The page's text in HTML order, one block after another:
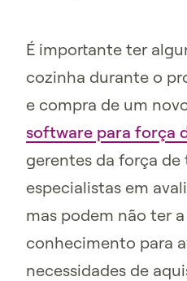
É importante ter
cozinha durante o
e compra de um
software para força
gerentes da força
especialistas em
mas podem não ter
conhecimento para
necessidades de